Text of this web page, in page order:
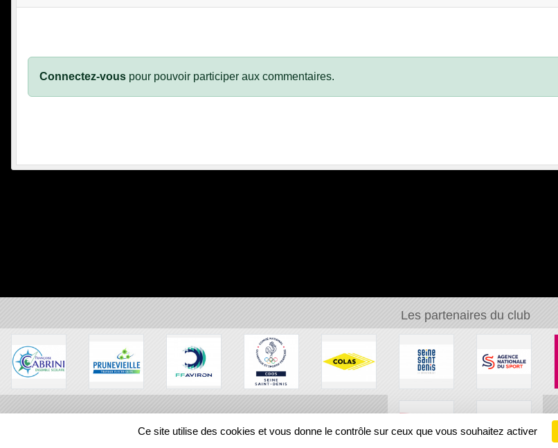
Connectez-vous pour pouvoir participer aux commentaires.
Les partenaires du club
Ce site utilise des cookies et vous donne le contrôle sur ceux que vous souhaitez activer